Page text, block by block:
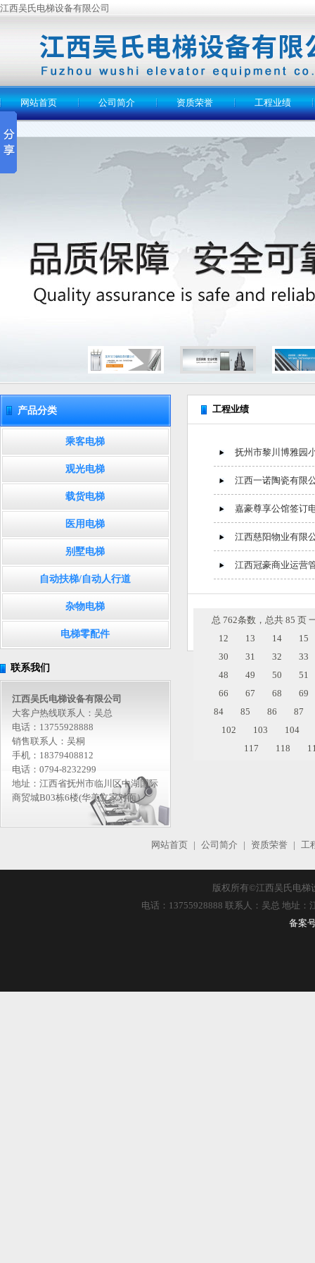
江西吴氏电梯设备有限公司
网站首页 公司简介 资质荣誉 工程业绩
产品分类
乘客电梯
观光电梯
载货电梯
医用电梯
别墅电梯
自动扶梯/自动人行道
杂物电梯
电梯零配件
联系我们
江西吴氏电梯设备有限公司
大客户热线联系人：吴总
电话：13755928888
销售联系人：吴桐
手机：18379408812
电话：0794-8232299
地址：江西省抚州市临川区中湖国际
商贸城B03栋6楼(华美立家对面）
工程业绩
抚州市黎川博雅园
江西一诺陶瓷有限
嘉豪尊享公馆签订
江西慈阳物业有限
江西冠豪商业运营
总 762条数，总共 85 页
12
13 14
15
30
31 32
33
48
49 50
51
66
67 68
69
84
85 86
87
102
103
104
117
118
网站首页 | 公司简介 | 资质荣誉 | 工
版权所有©江西吴氏电
电话：13755928888 联系人：吴总 地址
备案